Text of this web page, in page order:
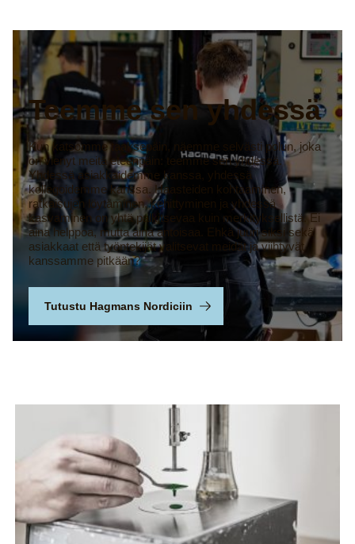
Teemme sen yhdessä
Kun katsomme taaksepäin, näemme selvästi polun, joka
on vienyt meitä eteenpäin: teemme sen yhdessä.
Yhdessä asiakkaidemme kanssa, yhdessä
kollegoidemme kanssa. Haasteiden kohtaaminen,
ratkaisujen löytäminen, kehittyminen ja yhdessä
kasvaminen on yhtä palkitsevaa kuin merkityksellistä. Ei
aina helppoa, mutta aina antoisaa. Ehkä juuri siksi sekä
asiakkaat että työntekijät valitsevat meidät ja viihtyvät
kanssamme pitkään?
Tutustu Hagmans Nordiciin